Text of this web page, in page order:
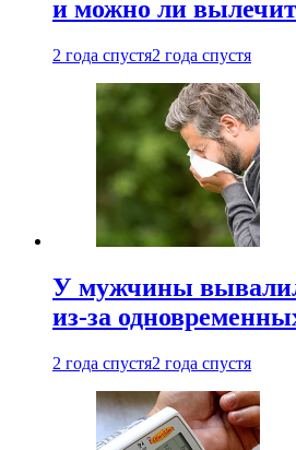
и можно ли
2 года спустя2 года спустя
У мужчины
из-за
2 года спустя2 года спустя